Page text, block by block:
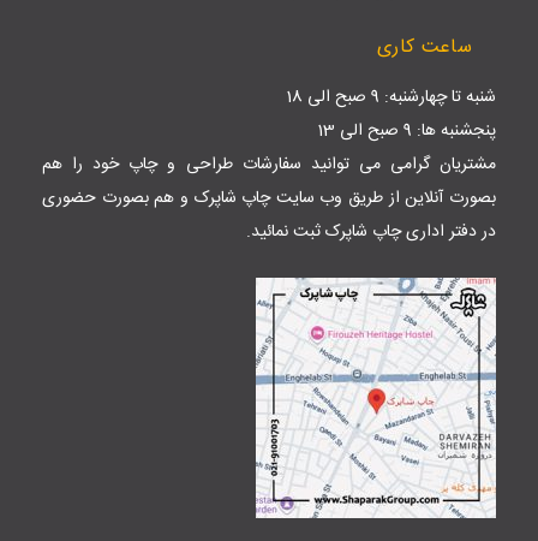
ساعت کاری
شنبه تا چهارشنبه: 9 صبح الی 18
پنجشنبه ها: 9 صبح الی 13
مشتریان گرامی می توانید سفارشات طراحی و چاپ خود را هم
بصورت آنلاین از طریق وب سایتچاپ شاپرک و هم بصورت حضوری
در دفتر اداری چاپ شاپرک ثبت نمائید.